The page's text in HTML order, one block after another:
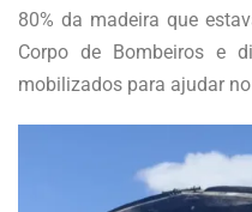
80% da madeira que
Corpo de Bombeiros e
mobilizados para ajudar